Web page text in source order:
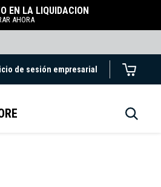
EN LA LIQUIDACIÓN
AHORA
de sesión empresarial